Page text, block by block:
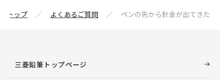
トップ よくあるご質問 ペンの先から針金が出てきた
三菱鉛筆トップページ